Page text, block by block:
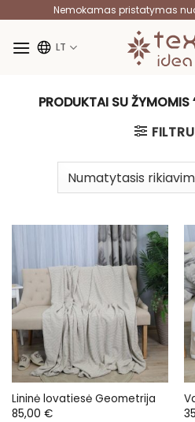
content
Nemokamas pristatymas
LT
PRODUKTAI SU ŽYMOMIS
Lininė lovatiesė Geometrija
85,00 €